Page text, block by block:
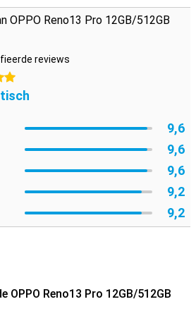
OPPO Reno13 Pro 12GB/512GB
reviews
9,6
9,6
9,6
9,2
9,2
OPPO Reno13 Pro 12GB/512GB